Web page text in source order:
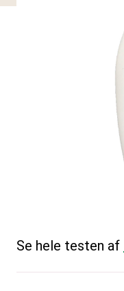
Se hele testen af